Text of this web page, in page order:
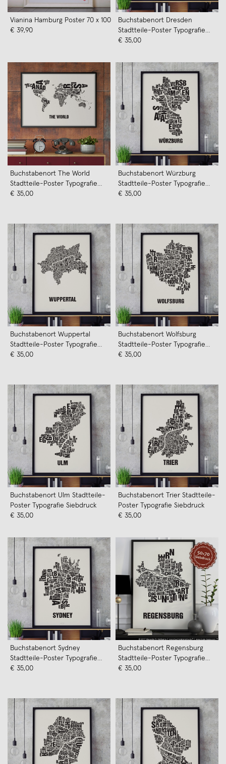
Vianina Hamburg Poster 70 x 100
€ 39,90
Buchstabenort Dresden
Stadtteile-Poster Typografie
Siebdruck
€ 35,00
Buchstabenort The World
Stadtteile-Poster Typografie
Siebdruck
€ 35,00
Buchstabenort Würzburg
Stadtteile-Poster Typografie
Siebdruck
€ 35,00
Buchstabenort Wuppertal
Stadtteile-Poster Typografie
Siebdruck
€ 35,00
Buchstabenort Wolfsburg
Stadtteile-Poster Typografie
Siebdruck
€ 35,00
Buchstabenort Ulm Stadtteile-
Poster Typografie Siebdruck
€ 35,00
Buchstabenort Trier Stadtteile-
Poster Typografie Siebdruck
€ 35,00
Buchstabenort Sydney
Stadtteile-Poster Typografie
Siebdruck
€ 35,00
Buchstabenort Regensburg
Stadtteile-Poster Typografie
Siebdruck
€ 35,00